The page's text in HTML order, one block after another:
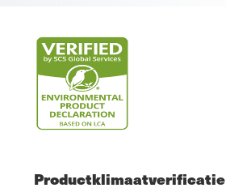
Productklimaatverificatie